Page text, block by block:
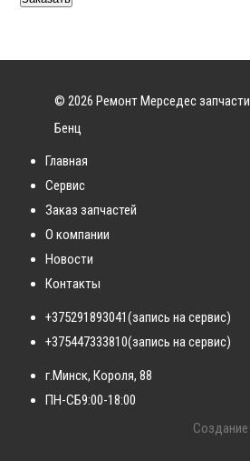
© 2026 Ремонт Мерседес
Бенц
Главная
Сервис
Заказ запчастей
О компании
Новости
Контакты
+375291893041(запись на сервис)
+375447333810(запись на сервис)
г.Минск, Короля, 88
ПН-СБ9:00-18:00
Создание